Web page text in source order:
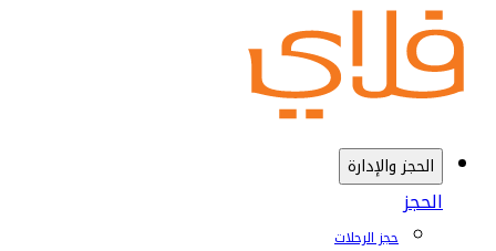
الحجز والإدارة
الحجز
حجز الرحلات